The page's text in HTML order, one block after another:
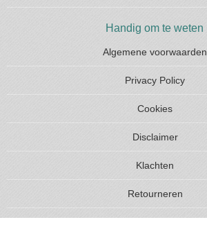
Handig om te weten
Algemene voorwaarden
Privacy Policy
Cookies
Disclaimer
Klachten
Retourneren